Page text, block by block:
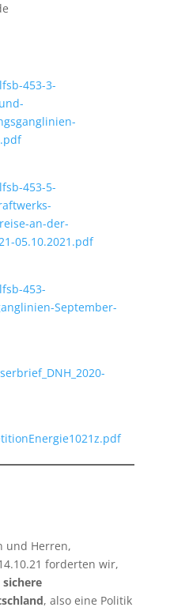
453-3-
453-5-
an-der-
05.10.2021.pdf
453-
September-
und Herren,
forderten wir,
sichere
, also eine Politik